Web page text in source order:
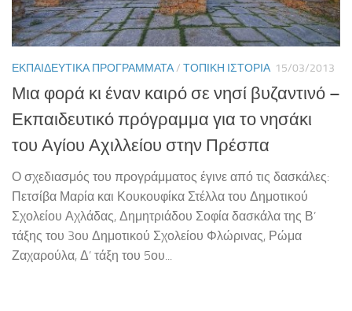
ΕΚΠΑΙΔΕΥΤΙΚΆ ΠΡΟΓΡΆΜΜΑΤΑ/ ΤΟΠΙΚΉ ΙΣΤΟΡΊΑ 15/03/2013
Μια φορά κι έναν καιρό σε νησί βυζαντινό –
Εκπαιδευτικό πρόγραμμα για το νησάκι
του Αγίου Αχιλλείου στην Πρέσπα
Ο σχεδιασμός του προγράμματος έγινε από τις δασκάλες:
Πετσίβα Μαρία και Κουκουφίκα Στέλλα του Δημοτικού
Σχολείου Αχλάδας, Δημητριάδου Σοφία δασκάλα της Β’
τάξης του 3ου Δημοτικού Σχολείου Φλώρινας, Ρώμα
Ζαχαρούλα, Δ’ τάξη του 5ου...